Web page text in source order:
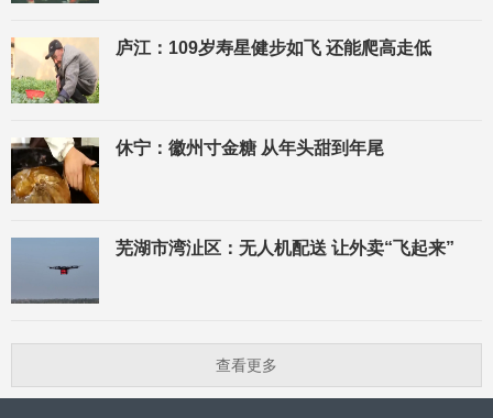
庐江：109岁寿星健步如飞 还能爬高走低
休宁：徽州寸金糖 从年头甜到年尾
芜湖市湾沚区：无人机配送 让外卖“飞起来”
查看更多